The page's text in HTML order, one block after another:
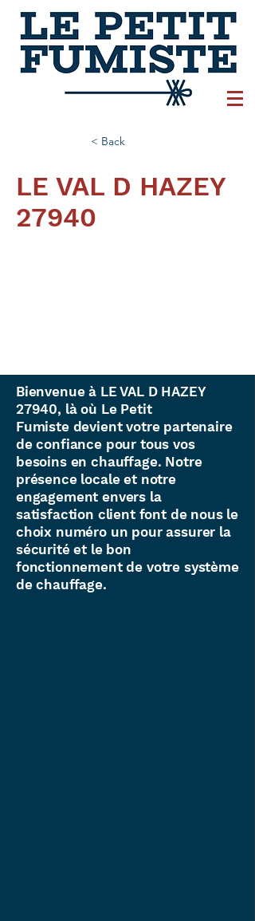
< Back
LE VAL D HAZEY
27940
Bienvenue à LE VAL D HAZEY
27940, là où Le Petit
Fumiste devient votre partenaire
de confiance pour tous vos
besoins en chauffage. Notre
présence locale et notre
engagement envers la
satisfaction client font de nous le
choix numéro un pour assurer la
sécurité et le bon
fonctionnement de votre système
de chauffage.